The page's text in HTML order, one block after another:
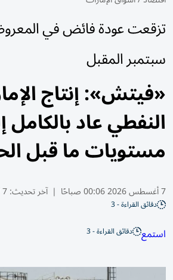
تزقعت عودة فائض في
سبتمبر المقبل
«فيتش»: إنتاج
النفطي عاد بالكامل
مستويات ما قبل
7 أغسطس 2026 00:06 صباحًا | آخر تحديث:7 أغسطس 00:06 2026
دقائق القراءة - 3
استمع دقائق القراءة - 3